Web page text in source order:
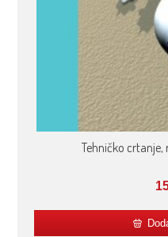
Tehničko crtanje,